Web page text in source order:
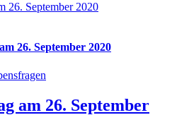
26. September 2020
26. September 2020
am 26. September